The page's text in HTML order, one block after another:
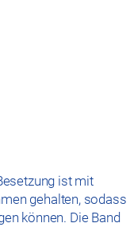
ist mit
gehalten, sodass
können. Die Band